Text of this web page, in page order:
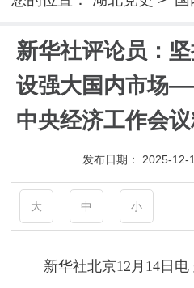
新华社评论员：
设强大国内市场
中央经济工作会
发布日期： 2025-12-
大 中 小
新华社北京12月14日电